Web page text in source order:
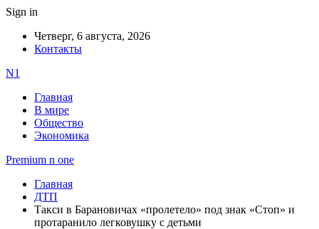
Sign in
Четверг, 6 августа, 2026
Контакты
N1
Главная
В мире
Общество
Экономика
Premium n one
Главная
ДТП
Такси в Барановичах «пролетело» под знак «Стоп» и
протаранило легковушку с детьми